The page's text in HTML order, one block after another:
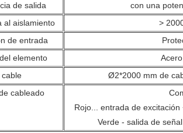
de salida
con una
al aislamiento
>
de entrada
elemento
cable
Ø2*2000 mm de
cableado
Rojo... entrada de excitación
Verde - salida de